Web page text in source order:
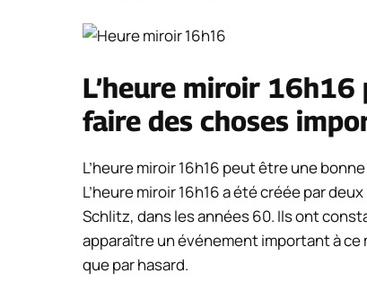
L’heure miroir
faire des choses
L’heure miroir 16h16 peut être une
L’heure miroir 16h16 a été créée par
Schlitz, dans les années 60. Ils ont
apparaître un événement important à
que par hasard.